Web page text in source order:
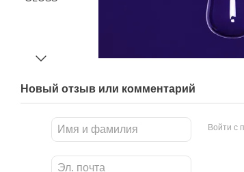
Новый отзыв или комментарий
Войти с